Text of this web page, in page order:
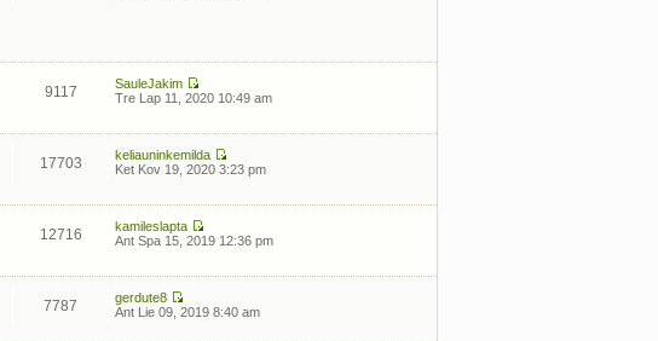
9117
SauleJakim
Tre Lap 11, 2020 10:49 am
17703
keliauninkemilda
Ket Kov 19, 2020 3:23 pm
12716
kamileslapta
Ant Spa 15, 2019 12:36 pm
7787
gerdute8
Ant Lie 09, 2019 8:40 am